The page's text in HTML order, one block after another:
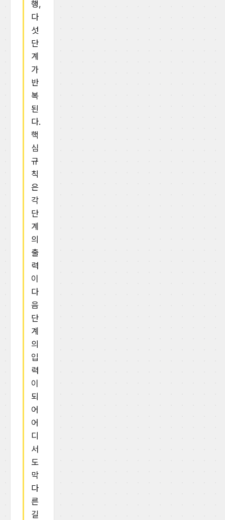
행,
다
섯
단
계
가
반
복
된
다.
핵
심
규
칙
은
각
단
계
의
출
력
이
다
음
단
계
의
입
력
이
되
어
어
디
서
도
막
다
른
길